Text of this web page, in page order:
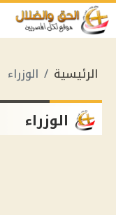
الرئيسية الوزراء
الوزراء